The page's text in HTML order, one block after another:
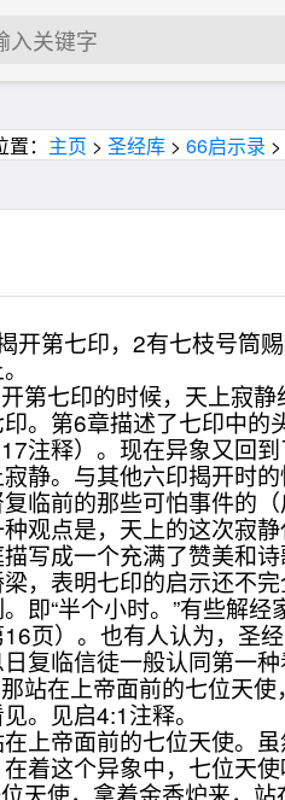
： 主页 >圣经库 >66启示录
开第七印，2有七枝号筒
第七印的时候，天上寂静
第6章描述了七印中的头
注释）。现在异象又回到
。与其他六印揭开时的
临前的那些可怕事件的
点是，天上的这次寂静
写成一个充满了赞美和
，表明七印的启示还不
“半个小时。”有些解经
页）。也有人认为，圣
复临信徒一般认同第一种
站在上帝面前的七位天使
见启4:1注释。
帝面前的七位天使。虽
着这个异象中，七位天
天使，拿着金香炉来，